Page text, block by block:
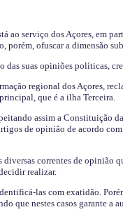
ao serviço dos Açores, em
porém, ofuscar a dimensão
das suas opiniões políticas,
regional dos Açores,
que é a ilha Terceira.
assim a Constituição
de opinião de acordo
correntes de opinião
realizar.
las com exatidão.
que nestes casos garante a